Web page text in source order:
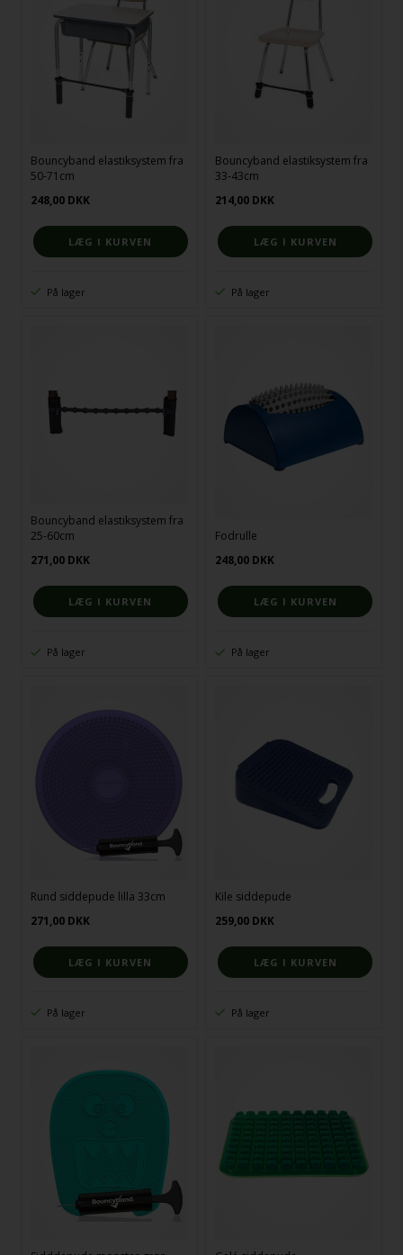
Bouncyband elastiksystem fra
50-71cm
248,00 DKK
På lager
Bouncyband elastiksystem fra
33-43cm
214,00 DKK
På lager
Bouncyband elastiksystem fra
25-60cm
271,00 DKK
På lager
Fodrulle
248,00 DKK
På lager
Rund siddepude lilla 33cm
271,00 DKK
På lager
Kile siddepude
259,00 DKK
På lager